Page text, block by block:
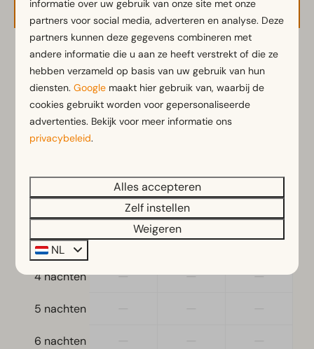
2 gasten
zo 09-08-2026 di 11-08-2026
1 nacht
— € 67 € 65
— € 90
3 nachten — — —
4 nachten — — —
5 nachten
6 nachten
informatie over uw gebruik van onze site met onze
partners voor social media, adverteren en analyse. Deze
partners kunnen deze gegevens combineren met
andere informatie die u aan ze heeft verstrekt of die ze
hebben verzameld op basis van uw gebruik van hun
diensten.Google maakt hier gebruik van, waarbij de
cookies gebruikt worden voor gepersonaliseerde
advertenties. Bekijk voor meer informatie ons
privacybeleid.
Alles accepteren
Zelf instellen
Weigeren
NL